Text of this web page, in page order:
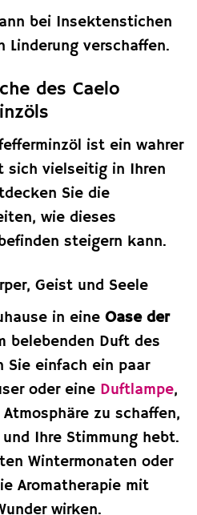
bei Insektenstichen
Linderung verschaffen.
des Caelo
ist ein wahrer
sich vielseitig in Ihren
Sie die
wie dieses
steigern kann.
Geist und Seele
in eine Oase der
belebenden Duft des
Sie einfach ein paar
oder eine Duftlampe,
zu schaffen,
Ihre Stimmung hebt.
Wintermonaten oder
Aromatherapie mit
wirken.